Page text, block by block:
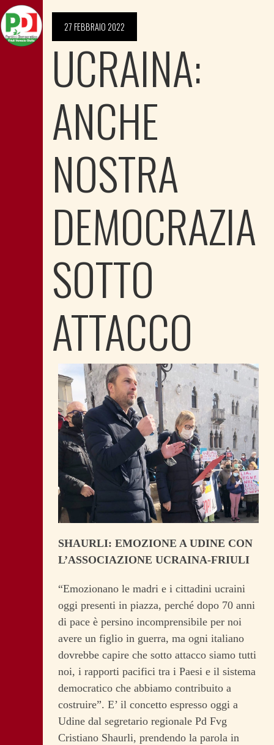
27 FEBBRAIO 2022
UCRAINA:
ANCHE
NOSTRA
DEMOCRAZIA
SOTTO
ATTACCO
SHAURLI: EMOZIONE A UDINE CON
L’ASSOCIAZIONE UCRAINA-FRIULI
“Emozionano le madri e i cittadini ucraini
oggi presenti in piazza, perché dopo 70 anni
di pace è persino incomprensibile per noi
avere un figlio in guerra, ma ogni italiano
dovrebbe capire che sotto attacco siamo tutti
noi, i rapporti pacifici tra i Paesi e il sistema
democratico che abbiamo contribuito a
costruire”. E’ il concetto espresso oggi a
Udine dal segretario regionale Pd Fvg
Cristiano Shaurli, prendendo la parola in